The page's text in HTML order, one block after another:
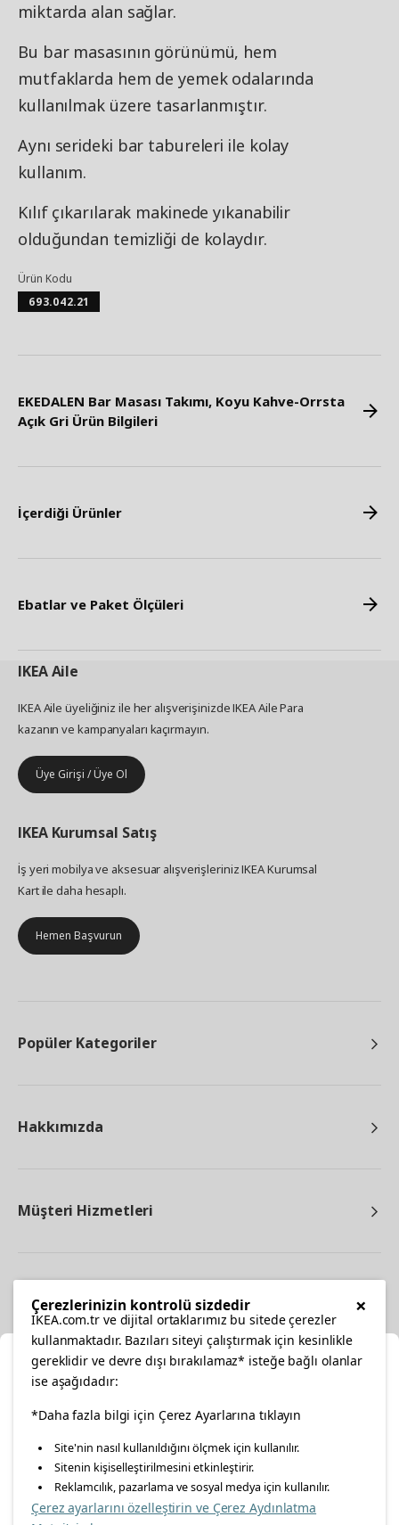
miktarda alan sağlar.
Bu bar masasının görünümü, hem
mutfaklarda hem de yemek odalarında
kullanılmak üzere tasarlanmıştır.
Aynı serideki bar tabureleri ile kolay
kullanım.
Kılıf çıkarılarak makinede yıkanabilir
olduğundan temizliği de kolaydır.
Ürün Kodu
693.042.21
EKEDALEN Bar Masası Takımı, Koyu Kahve-Orrsta
Açık Gri Ürün Bilgileri
İçerdiği Ürünler
Ebatlar ve Paket Ölçüleri
IKEAAile
IKEA Aile üyeliğiniz ile her alışverişinizde IKEA Aile Para
kazanın ve kampanyaları kaçırmayın.
Üye Girişi / Üye Ol
IKEA Kurumsal Satış
İş yeri mobilya ve aksesuar alışverişleriniz IKEA Kurumsal
Kart ile daha hesaplı.
Hemen Başvurun
Popüler Kategoriler
Hakkımızda
Müşteri Hizmetleri
facebooktwitterinstagrampinterestyoutube
linkedin
Konumunuzu Seçin
İnternetten vereceğiniz siparişlerinizde size özel hizmet ve
içerikleri görebilmek için lütfen konumuzu seçin.
×
Çerezlerinizin kontrolü sizdedir
IKEA.com.tr ve dijital ortaklarımız bu sitede çerezler
kullanmaktadır. Bazıları siteyi çalıştırmak için kesinlikle
gereklidir ve devre dışı bırakılamaz* isteğe bağlı olanlar
ise aşağıdadır:
*Daha fazla bilgi için Çerez Ayarlarına tıklayın
Site'nin nasıl kullanıldığını ölçmek için kullanılır.
Sitenin kişiselleştirilmesini etkinleştirir.
Reklamcılık, pazarlama ve sosyal medya için kullanılır.
Çerez ayarlarını özelleştirin ve Çerez Aydınlatma